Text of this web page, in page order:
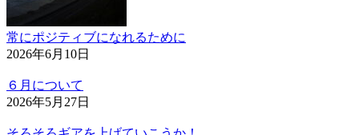
常にポジティブになれるために
2026年6月10日
６月について
2026年5月27日